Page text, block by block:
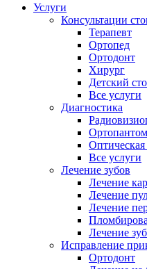
Услуги
Консультации
Терапевт
Ортопед
Ортодонт
Хирург
Детский
Все услуги
Диагностика
Все услуги
Лечение зубов
Лечение
Лечение
Лечение
Лечение
Исправление
Ортодонт